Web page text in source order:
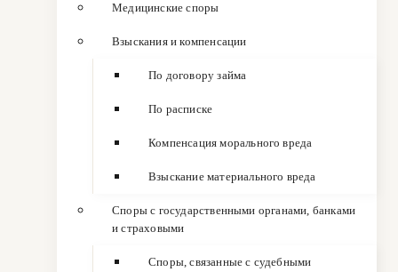
Медицинские споры
Взыскания и компенсации
По договору займа
По расписке
Компенсация морального вреда
Взыскание материального вреда
Споры с государственными органами, банками
и страховыми
Споры, связанные с судебными